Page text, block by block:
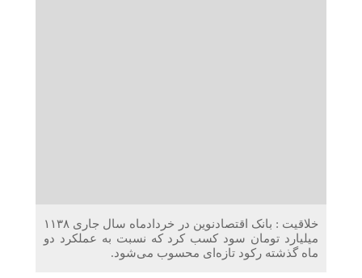
خلاقیت : بانک اقتصادنوین در خردادماه سال جاری ۱۱۳۸
میلیارد تومان سود کسب کرد که نسبت به عملکرد دو
ماه گذشته رکود تازه‌ای محسوب می‌شود.